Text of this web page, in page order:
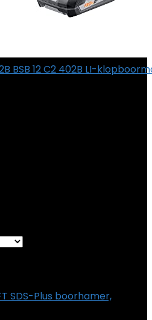
BSB 12 C2 402B LI-